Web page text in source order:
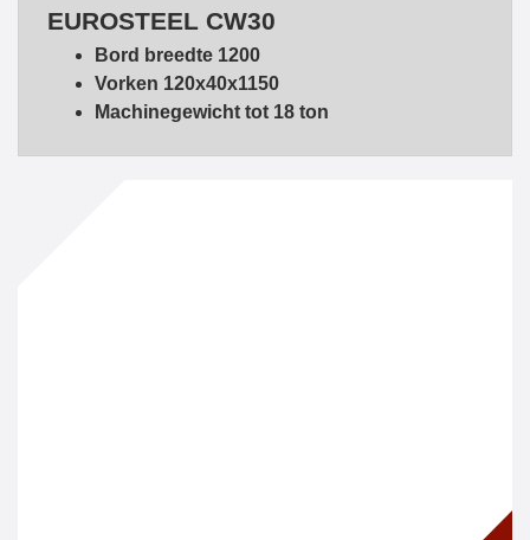
EUROSTEEL CW30
Bord breedte 1200
Vorken 120x40x1150
Machinegewicht tot 18 ton